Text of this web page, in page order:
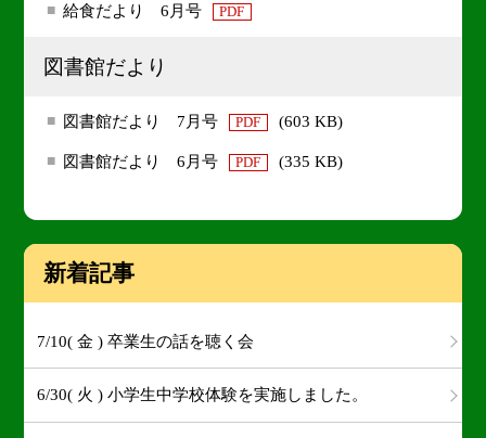
給食だより 6月号 PDF
図書館だより
図書館だより 7月号 PDF (603 KB)
図書館だより 6月号 PDF (335 KB)
新着記事
7/10( 金 ) 卒業生の話を聴く会
6/30( 火 ) 小学生中学校体験を実施しました。